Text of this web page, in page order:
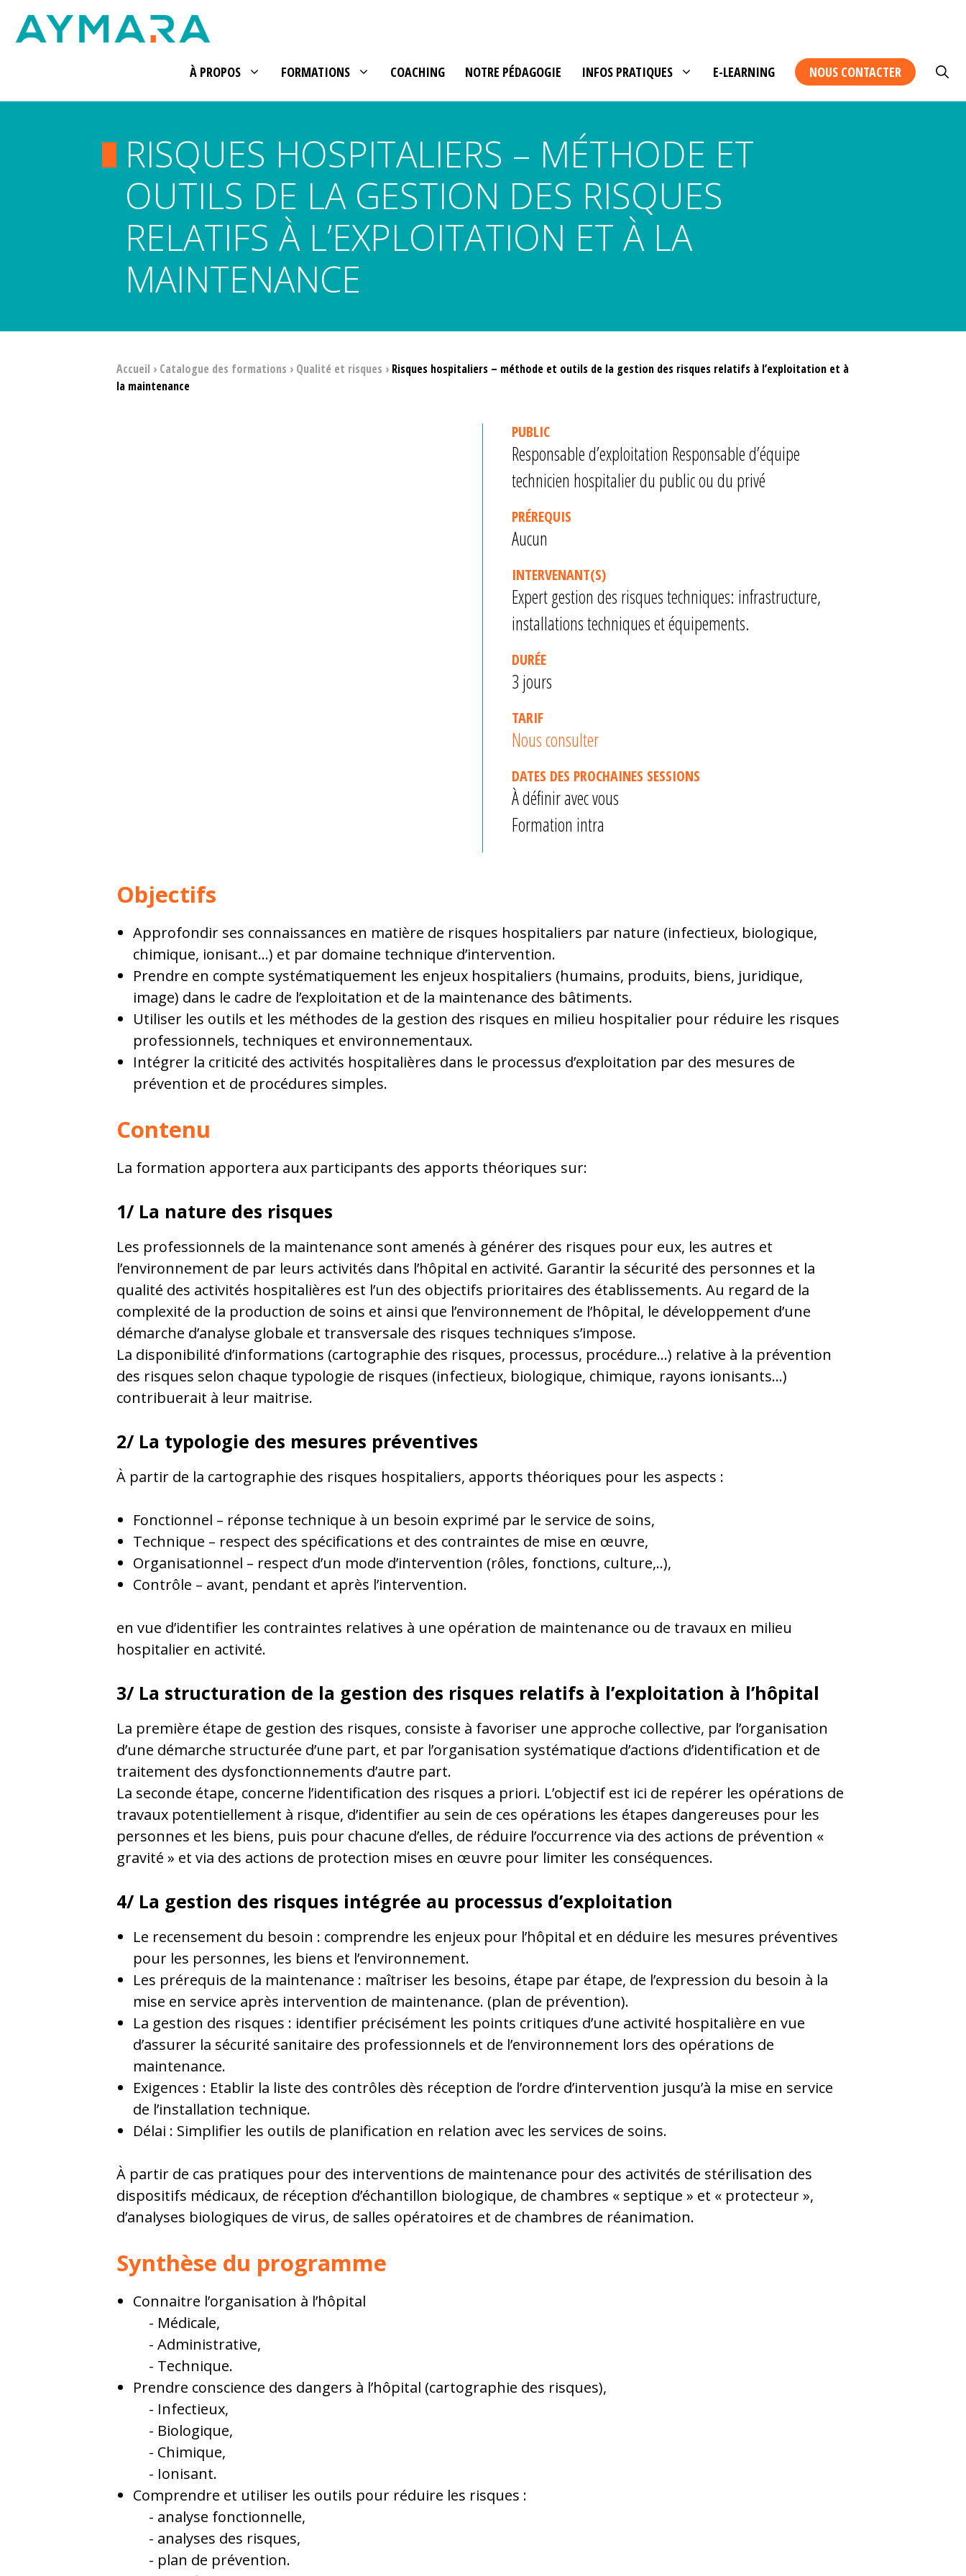
Aller
À PROPOS FORMATIONS COACHING NOTRE PÉDAGOGIE INFOS PRATIQUES E-LEARNING NOUS CONTACTER
RISQUES HOSPITALIERS – MÉTHODE ET
OUTILS DE LA GESTION DES RISQUES
RELATIFS À L’EXPLOITATION ET À LA
MAINTENANCE
Accueil › Catalogue des formations › Qualité et risques › Risques hospitaliers – méthode et outils de la gestion des risques relatifs à l’exploitation et à
la maintenance
PUBLIC
Responsable d’exploitation Responsable d’équipe
technicien hospitalier du public ou du privé
PRÉREQUIS
Aucun
INTERVENANT(S)
Expert gestion des risques techniques: infrastructure,
installations techniques et équipements.
DURÉE
3 jours
TARIF
Nous consulter
DATES DES PROCHAINES SESSIONS
À définir avec vous
Formation intra
Objectifs
Approfondir ses connaissances en matière de risques hospitaliers par nature (infectieux, biologique,
chimique, ionisant…) et par domaine technique d’intervention.
Prendre en compte systématiquement les enjeux hospitaliers (humains, produits, biens, juridique,
image) dans le cadre de l’exploitation et de la maintenance des bâtiments.
Utiliser les outils et les méthodes de la gestion des risques en milieu hospitalier pour réduire les risques
professionnels, techniques et environnementaux.
Intégrer la criticité des activités hospitalières dans le processus d’exploitation par des mesures de
prévention et de procédures simples.
Contenu
La formation apportera aux participants des apports théoriques sur:
1/ La nature des risques
Les professionnels de la maintenance sont amenés à générer des risques pour eux, les autres et
l’environnement de par leurs activités dans l’hôpital en activité. Garantir la sécurité des personnes et la
qualité des activités hospitalières est l’un des objectifs prioritaires des établissements. Au regard de la
complexité de la production de soins et ainsi que l’environnement de l’hôpital, le développement d’une
démarche d’analyse globale et transversale des risques techniques s’impose.
La disponibilité d’informations (cartographie des risques, processus, procédure…) relative à la prévention
des risques selon chaque typologie de risques (infectieux, biologique, chimique, rayons ionisants…)
contribuerait à leur maitrise.
2/ La typologie des mesures préventives
À partir de la cartographie des risques hospitaliers, apports théoriques pour les aspects :
Fonctionnel – réponse technique à un besoin exprimé par le service de soins,
Technique – respect des spécifications et des contraintes de mise en œuvre,
Organisationnel – respect d’un mode d’intervention (rôles, fonctions, culture,..),
Contrôle – avant, pendant et après l’intervention.
en vue d’identifier les contraintes relatives à une opération de maintenance ou de travaux en milieu
hospitalier en activité.
3/ La structuration de la gestion des risques relatifs à l’exploitation à l’hôpital
La première étape de gestion des risques, consiste à favoriser une approche collective, par l’organisation
d’une démarche structurée d’une part, et par l’organisation systématique d’actions d’identification et de
traitement des dysfonctionnements d’autre part.
La seconde étape, concerne l’identification des risques a priori. L’objectif est ici de repérer les opérations de
travaux potentiellement à risque, d’identifier au sein de ces opérations les étapes dangereuses pour les
personnes et les biens, puis pour chacune d’elles, de réduire l’occurrence via des actions de prévention «
gravité » et via des actions de protection mises en œuvre pour limiter les conséquences.
4/ La gestion des risques intégrée au processus d’exploitation
Le recensement du besoin : comprendre les enjeux pour l’hôpital et en déduire les mesures préventives
pour les personnes, les biens et l’environnement.
Les prérequis de la maintenance : maîtriser les besoins, étape par étape, de l’expression du besoin à la
mise en service après intervention de maintenance. (plan de prévention).
La gestion des risques : identifier précisément les points critiques d’une activité hospitalière en vue
d’assurer la sécurité sanitaire des professionnels et de l’environnement lors des opérations de
maintenance.
Exigences : Etablir la liste des contrôles dès réception de l’ordre d’intervention jusqu’à la mise en service
de l’installation technique.
Délai : Simplifier les outils de planification en relation avec les services de soins.
À partir de cas pratiques pour des interventions de maintenance pour des activités de stérilisation des
dispositifs médicaux, de réception d’échantillon biologique, de chambres « septique » et « protecteur »,
d’analyses biologiques de virus, de salles opératoires et de chambres de réanimation.
Synthèse du programme
Connaitre l’organisation à l’hôpital
Médicale,
Administrative,
Technique.
Prendre conscience des dangers à l’hôpital (cartographie des risques),
Infectieux,
Biologique,
Chimique,
Ionisant.
Comprendre et utiliser les outils pour réduire les risques :
analyse fonctionnelle,
analyses des risques,
plan de prévention.